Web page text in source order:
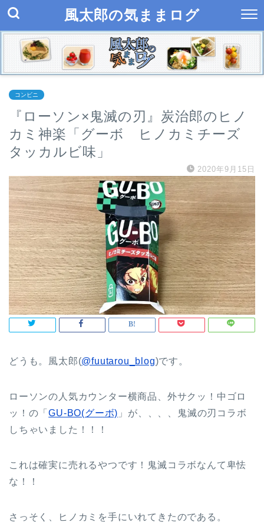
風太郎の気ままログ
コンビニ
『ローソン×鬼滅の刃』炭治郎のヒノ
カミ神楽「グーボ ヒノカミチーズ
タッカルビ味」
2020年9月15日
どうも。風太郎(@fuutarou_blog)です。
ローソンの人気カウンター横商品、外サクッ！中ゴロ
ッ！の「GU-BO(グーボ) 」が、、、、鬼滅の刃コラボ
しちゃいました！！！
これは確実に売れるやつです！鬼滅コラボなんて卑怯
な！！
さっそく、ヒノカミを手にいれてきたのである。